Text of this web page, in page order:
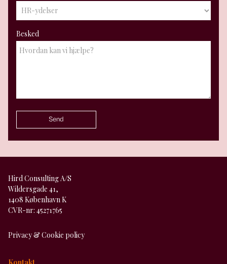
Besked
Hird Consulting A/S
Wildersgade 41,
1408 København K
CVR-nr: 45271765
Privacy & Cookie policy